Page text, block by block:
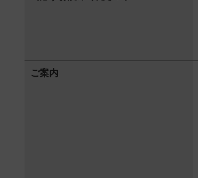
ご案内